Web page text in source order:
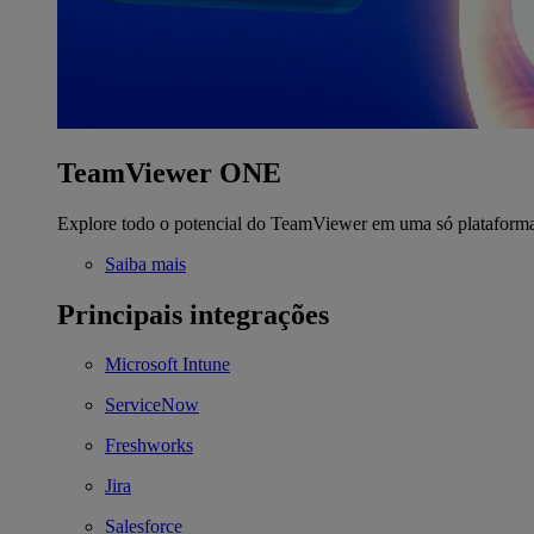
TeamViewer ONE
Explore todo o potencial do TeamViewer em uma só
Saiba mais
Principais integrações
Microsoft Intune
ServiceNow
Freshworks
Jira
Salesforce